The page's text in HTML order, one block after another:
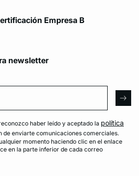
Empresa B
newsletter
haber leído y aceptado la política
de enviarte comunicaciones comerciales.
momento haciendo clic en el enlace
en la parte inferior de cada correo